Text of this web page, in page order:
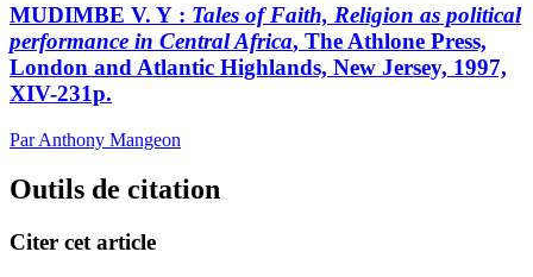
MUDIMBE V. Y : Tales of Faith, Religion as political
performance in Central Africa, The Athlone Press,
London and Atlantic Highlands, New Jersey, 1997,
XIV-231p.
Par Anthony Mangeon
Outils de citation
Citer cet article